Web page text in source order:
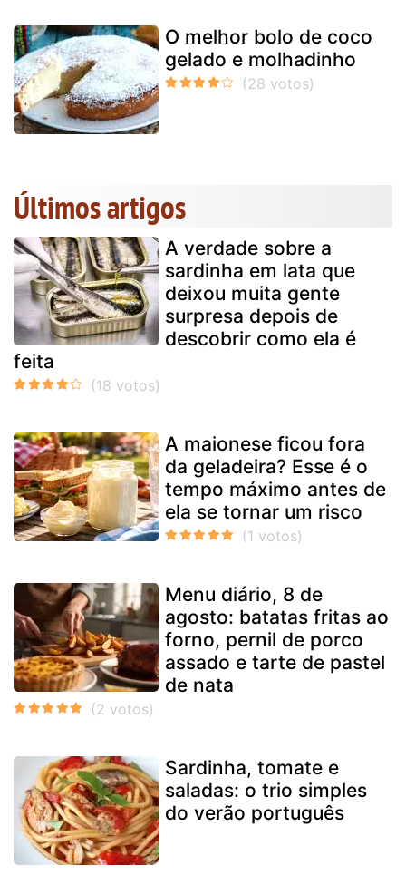
O melhor bolo de coco
gelado e molhadinho
Últimos artigos
A verdade sobre a
sardinha em lata que
deixou muita gente
surpresa depois de
descobrir como ela é
feita
A maionese ficou fora
da geladeira? Esse é o
tempo máximo antes de
ela se tornar um risco
Menu diário, 8 de
agosto: batatas fritas ao
forno, pernil de porco
assado e tarte de pastel
de nata
Sardinha, tomate e
saladas: o trio simples
do verão português